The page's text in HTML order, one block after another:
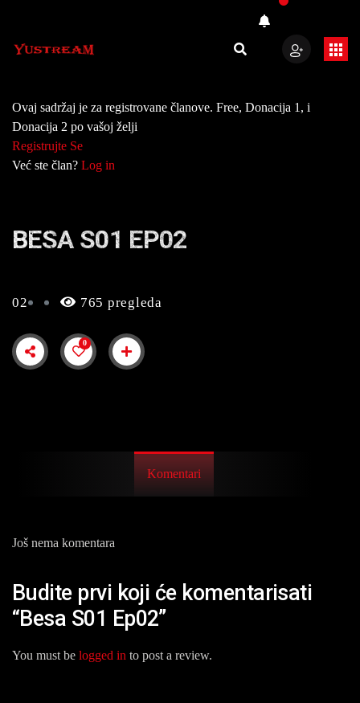
Ovaj sadržaj je za registrovane članove. Free, Donacija 1, i
Donacija 2 po vašoj želji
Registrujte Se
Već ste član? Log in
BESA S01 EP02
02 765 pregleda
0
Komentari
Još nema komentara
Budite prvi koji će komentarisati
“Besa S01 Ep02”
You must be logged in to post a review.